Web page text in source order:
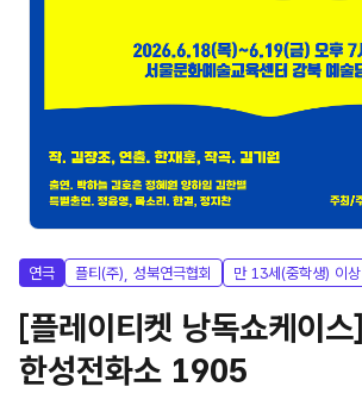
연극 플티(주), 성북연극협회 만 13세(중학생) 이상
[플레이티켓 낭독쇼케이스]
한성전화소 1905